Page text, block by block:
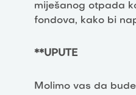
miješanog otpada
fondova, kako bi
**UPUTE
Molimo vas da